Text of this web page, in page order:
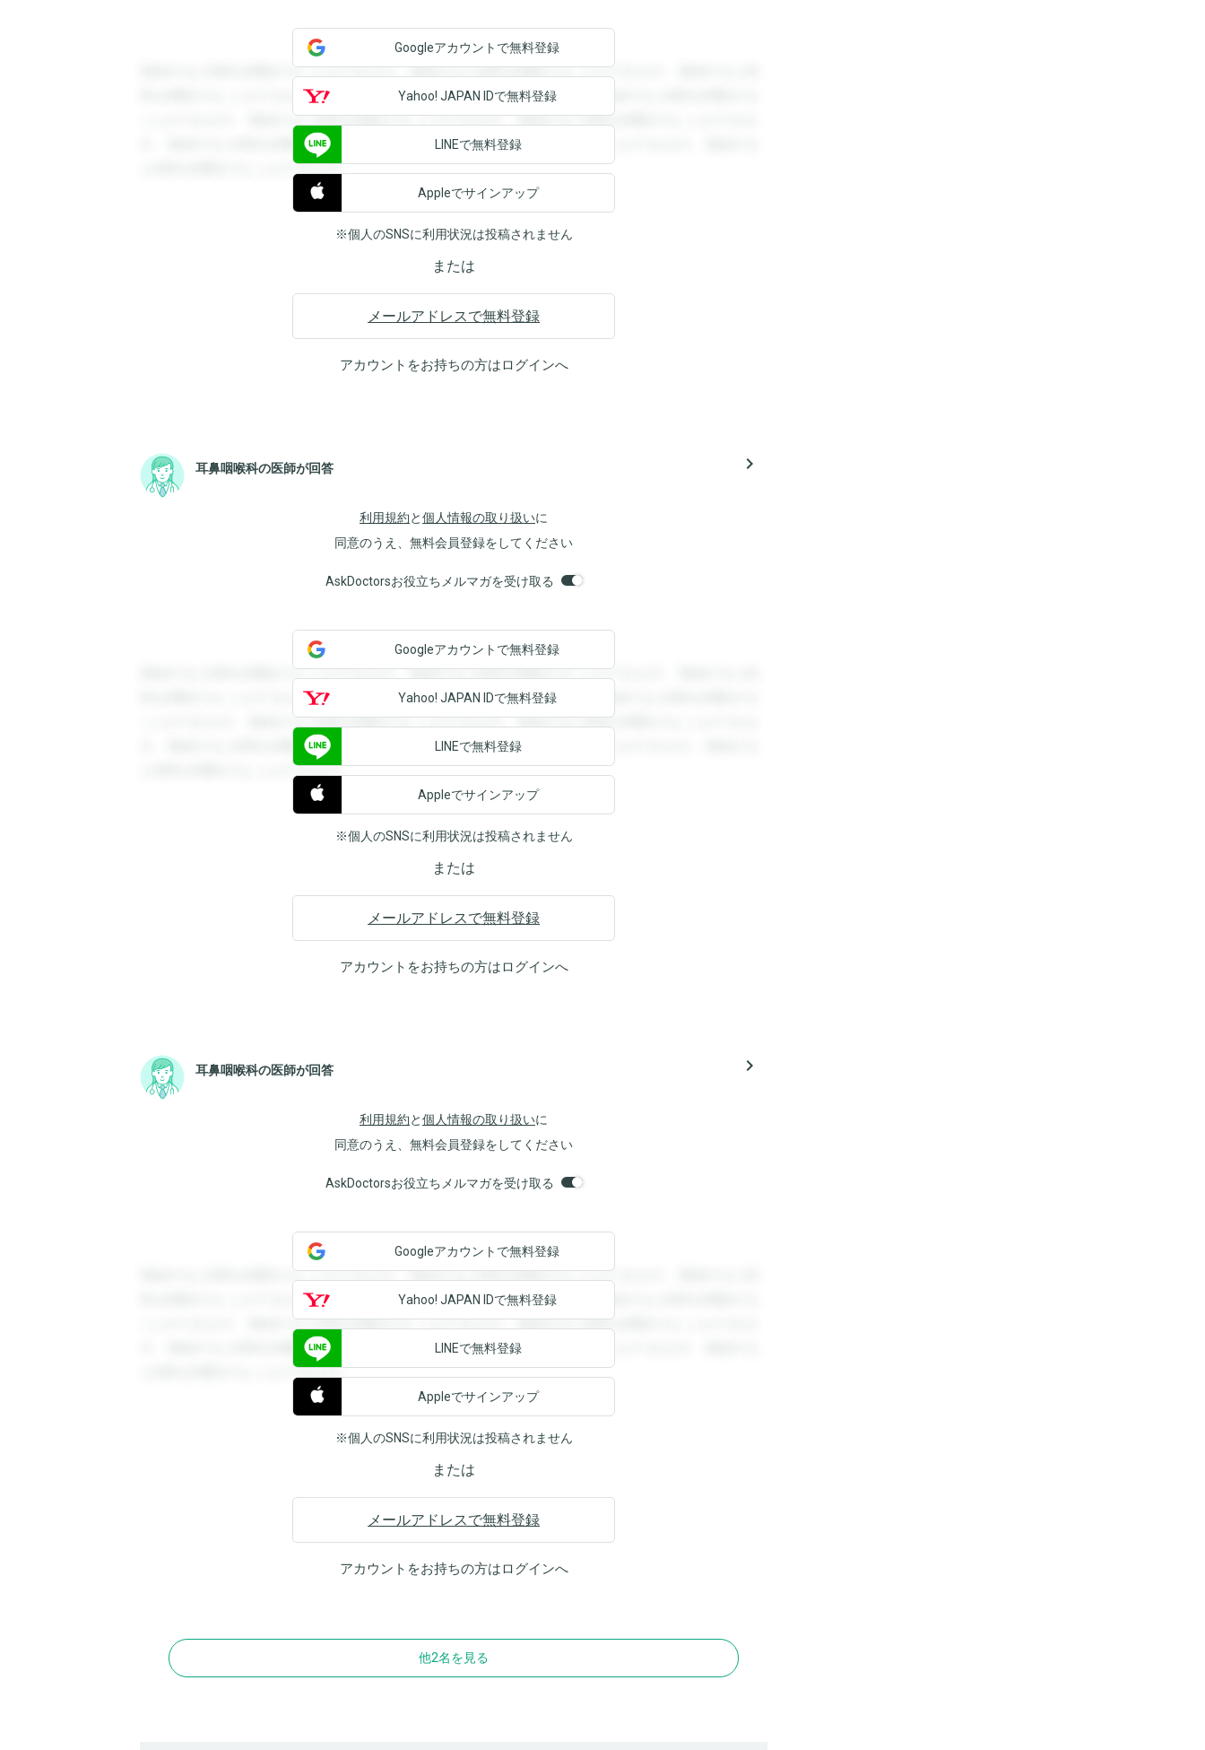
登録すると回答を閲覧することができます。登録すると回答を閲覧することができます。登録すると回
答を閲覧することができます。登録すると回答を閲覧することができます。登録すると回答を閲覧する
ことができます。登録すると回答を閲覧することができます。登録すると回答を閲覧することができま
す。登録すると回答を閲覧することができます。登録すると回答を閲覧することができます。登録する
と回答を閲覧することができます。
Googleアカウントで無料登録
Yahoo! JAPAN IDで無料登録
LINEで無料登録
Appleでサインアップ
※個人のSNSに利用状況は投稿されません
または
メールアドレスで無料登録
アカウントをお持ちの方はログインへ
耳鼻咽喉科の医師が回答 navigate_next
利用規約と個人情報の取り扱いに
同意のうえ、無料会員登録をしてください
AskDoctorsお役立ちメルマガを受け取る
登録すると回答を閲覧することができます。登録すると回答を閲覧することができます。登録すると回
答を閲覧することができます。登録すると回答を閲覧することができます。登録すると回答を閲覧する
ことができます。登録すると回答を閲覧することができます。登録すると回答を閲覧することができま
す。登録すると回答を閲覧することができます。登録すると回答を閲覧することができます。登録する
と回答を閲覧することができます。
Googleアカウントで無料登録
Yahoo! JAPAN IDで無料登録
LINEで無料登録
Appleでサインアップ
※個人のSNSに利用状況は投稿されません
または
メールアドレスで無料登録
アカウントをお持ちの方はログインへ
耳鼻咽喉科の医師が回答 navigate_next
利用規約と個人情報の取り扱いに
同意のうえ、無料会員登録をしてください
AskDoctorsお役立ちメルマガを受け取る
登録すると回答を閲覧することができます。登録すると回答を閲覧することができます。登録すると回
答を閲覧することができます。登録すると回答を閲覧することができます。登録すると回答を閲覧する
ことができます。登録すると回答を閲覧することができます。登録すると回答を閲覧することができま
す。登録すると回答を閲覧することができます。登録すると回答を閲覧することができます。登録する
と回答を閲覧することができます。
Googleアカウントで無料登録
Yahoo! JAPAN IDで無料登録
LINEで無料登録
Appleでサインアップ
※個人のSNSに利用状況は投稿されません
または
メールアドレスで無料登録
アカウントをお持ちの方はログインへ
他2名を見る